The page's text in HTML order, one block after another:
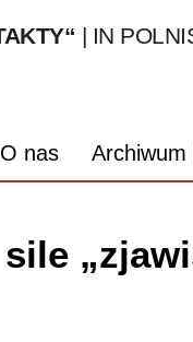
| IN
O nas Archiwum